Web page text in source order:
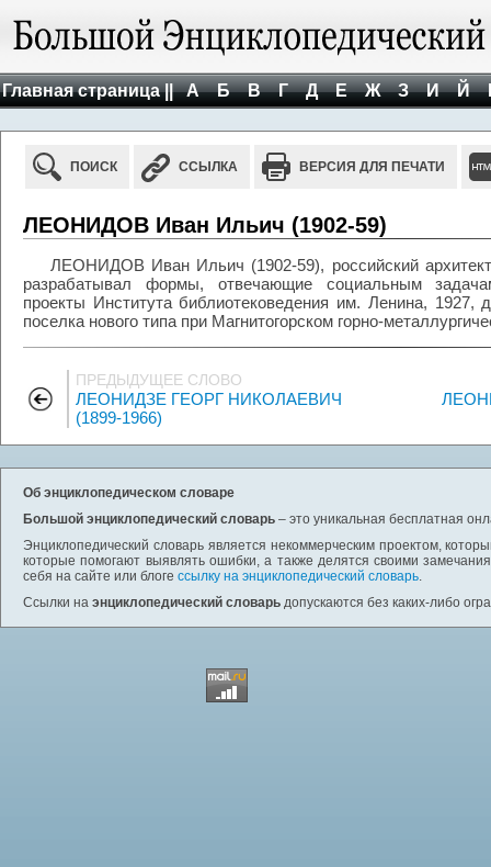
Главная страница || А Б В Г Д Е Ж З И Й
ПОИСК ССЫЛКА ВЕРСИЯ ДЛЯ ПЕЧАТИ
ЛЕОНИДОВ Иван Ильич (1902-59)
ЛЕОНИДОВ Иван Ильич (1902-59), российский
разрабатывал формы, отвечающие социальным
проекты Института библиотековедения им. Ленина,
поселка нового типа при Магнитогорском горно-
ПРЕДЫДУЩЕЕ СЛОВО
ЛЕОНИДЗЕ ГЕОРГ НИКОЛАЕВИЧ
(1899-1966)
Об энциклопедическом словаре
Большой энциклопедический словарь – это уникальная бесплатная
Энциклопедический словарь является некоммерческим проектом,
которые помогают выявлять ошибки, а также делятся своими
себя на сайте или блоге ссылку на энциклопедический словарь.
Ссылки на энциклопедический словарь допускаются без каких-либо